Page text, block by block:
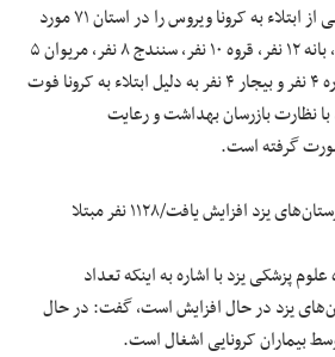
رضاعی تعداد فوتی‌های ناشی از ابتلاء به کرونا ویروس را در استان ۷۱ مورد
برشمرد و گفت: سقز ۲۴ نفر، بانه ۱۲ نفر، قروه ۱۰ نفر، سنندج ۸ نفر، مریوان ۵
نفر، کامیاران ۴ نفر، دیواندره ۴ نفر و بیجار ۴ نفر به دلیل ابتلاء به کرونا فوت
نظارت بازرسان بهداشت و رعایت
گرفته است.
یزد افزایش یافت/۱۱۲۸ نفر مبتلا
پزشکی یزد با اشاره به اینکه تعداد
یزد در حال افزایش است، گفت: در حال